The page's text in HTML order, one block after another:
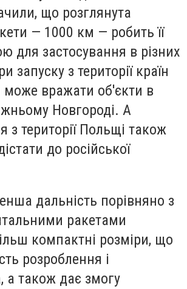
що розглянута
— 1000 км — робить її
для застосування в різних
запуску з території країн
може вражати об'єкти в
Новгороді. А
з території Польщі також
до російської
дальність порівняно з
ракетами
компактні розміри, що
розроблення і
а також дає змогу